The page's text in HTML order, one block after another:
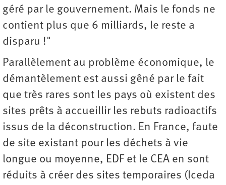
géré par le gouvernement. Mais le fonds ne
contient plus que 6 milliards, le reste a
disparu !"
Parallèlement au problème économique, le
démantèlement est aussi gêné par le fait
que très rares sont les pays où existent des
sites prêts à accueillir les rebuts radioactifs
issus de la déconstruction. En France, faute
de site existant pour les déchets à vie
longue ou moyenne, EDF et le CEA en sont
réduits à créer des sites temporaires (Iceda